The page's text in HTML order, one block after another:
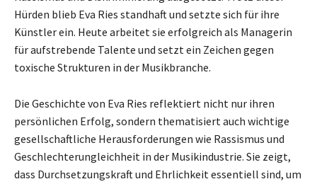
Hürden blieb Eva Ries standhaft und setzte sich für ihre
Künstler ein. Heute arbeitet sie erfolgreich als Managerin
für aufstrebende Talente und setzt ein Zeichen gegen
toxische Strukturen in der Musikbranche.
Die Geschichte von Eva Ries reflektiert nicht nur ihren
persönlichen Erfolg, sondern thematisiert auch wichtige
gesellschaftliche Herausforderungen wie Rassismus und
Geschlechterungleichheit in der Musikindustrie. Sie zeigt,
dass Durchsetzungskraft und Ehrlichkeit essentiell sind, um